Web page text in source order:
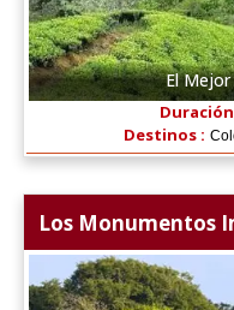
El Mejor
Destinos :
Los Monumentos